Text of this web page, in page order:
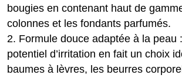
bougies en contenant haut de
colonnes et les fondants parfumés.
2. Formule douce adaptée à la peau
potentiel d’irritation en fait un choix
baumes à lèvres, les beurres